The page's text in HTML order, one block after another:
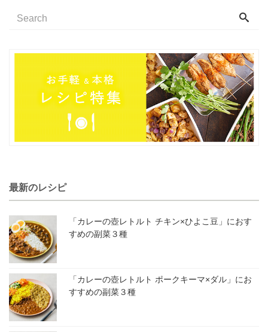
最新のレシピ
「カレーの壺レトルト チキン×ひよこ豆」におす
すめの副菜３種
「カレーの壺レトルト ポークキーマ×ダル」にお
すすめの副菜３種